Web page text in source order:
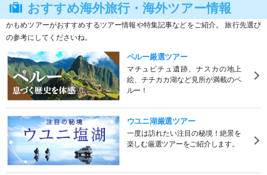
おすすめ海外旅行・海外ツアー情報
かもめツアーがおすすめするツアー情報や特集記事などをご紹介。 旅行先選び
の参考にしてくださいね。
ペルー厳選ツアー
マチュピチュ遺跡、ナスカの地上
絵、チチカカ湖など見所が満載のペ
ルー！
ウユニ湖厳選ツアー
一度は訪れたい注目の秘境！絶景を
楽しむ厳選ツアーをご紹介します。